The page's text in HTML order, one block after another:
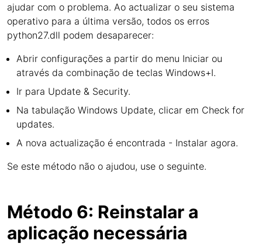
ajudar com o problema. Ao actualizar o seu sistema
operativo para a última versão, todos os erros
python27.dll podem desaparecer:
Abrir configurações a partir do menu Iniciar ou
através da combinação de teclas Windows+I.
Ir para Update & Security.
Na tabulação Windows Update, clicar em Check for
updates.
A nova actualização é encontrada - Instalar agora.
Se este método não o ajudou, use o seguinte.
Método 6: Reinstalar a
aplicação necessária